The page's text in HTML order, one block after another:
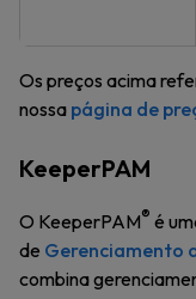
Os preços acima
nossa página de
KeeperPAM
O KeeperPAM® é
de Gerenciamento
combina